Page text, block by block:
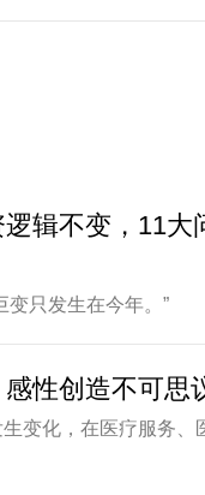
辑不变，11大
变只发生在今年。”
性创造不可思
变化，在医疗服务、